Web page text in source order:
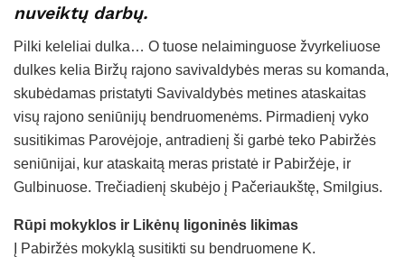
nuveiktų darbų.
Pilki keleliai dulka… O tuose nelaiminguose žvyrkeliuose
dulkes kelia Biržų rajono savivaldybės meras su komanda,
skubėdamas pristatyti Savivaldybės metines ataskaitas
visų rajono seniūnijų bendruomenėms. Pirmadienį vyko
susitikimas Parovėjoje, antradienį ši garbė teko Pabiržės
seniūnijai, kur ataskaitą meras pristatė ir Pabiržėje, ir
Gulbinuose. Trečiadienį skubėjo į Pačeriaukštę, Smilgius.
Rūpi mokyklos ir Likėnų ligoninės likimas
Į Pabiržės mokyklą susitikti su bendruomene K.